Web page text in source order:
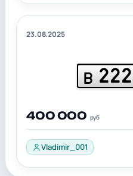
23.08.2025
В 222
400 000 руб
Vladimir_001